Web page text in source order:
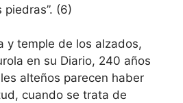
(6)
y temple de los alzados,
en su Diario, 240 años
alteños parecen haber
cuando se trata de